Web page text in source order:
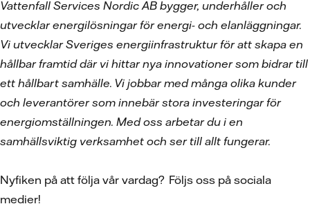
Vattenfall Services Nordic AB bygger, underhåller och
utvecklar energilösningar för energi- och elanläggningar.
Vi utvecklar Sveriges energiinfrastruktur för att skapa en
hållbar framtid där vi hittar nya innovationer som bidrar till
ett hållbart samhälle. Vi jobbar med många olika kunder
och leverantörer som innebär stora investeringar för
energiomställningen. Med oss arbetar du i en
samhällsviktig verksamhet och ser till allt fungerar.
Nyfiken på att följa vår vardag? Följs oss på sociala
medier!